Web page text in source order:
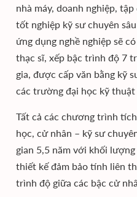
nhà máy, doanh nghiệp,
tốt nghiệp kỹ sư chuyên
ứng dụng nghề nghiệp sẽ
thạc sĩ, xếp bậc trình độ 7
gia, được cấp văn bằng kỹ
các trường đại học kỹ
Tất cả các chương trình
học, cử nhân – kỹ sư
gian 5,5 năm với khối
thiết kế đảm bảo tính liên
trình độ giữa các bậc cử